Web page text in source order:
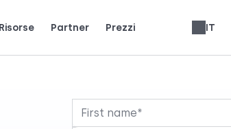
Risorse Partner Prezzi IT